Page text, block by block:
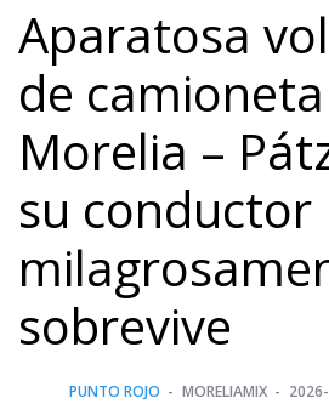
Aparatosa
de
Morelia –
su conductor
sobrevive
PUNTO ROJO MORELIAMIX